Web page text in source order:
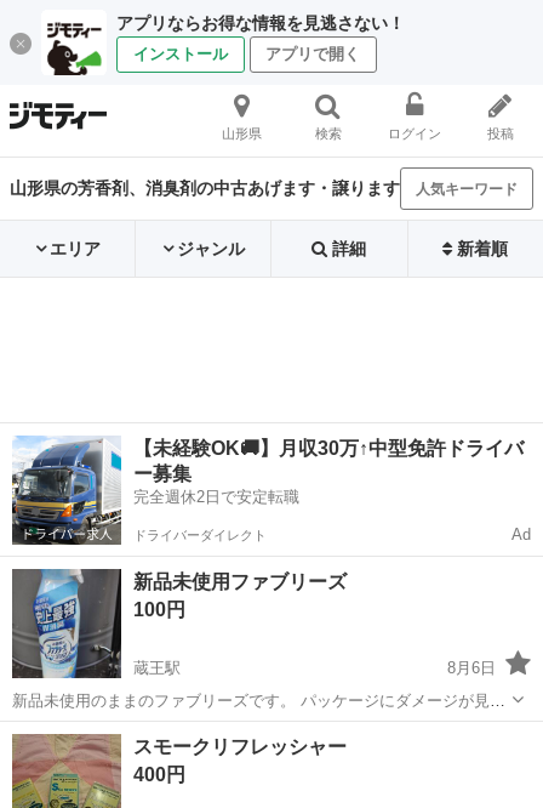
アプリならお得な情報を見逃さない！
インストール アプリで開く
山形県 検索 ログイン 投稿
山形県の芳香剤、消臭剤の中古あげます・譲ります 人気キーワード
エリア ジャンル 詳細 新着順
【未経験OK🚚】月収30万↑中型免許ドライバ
ー募集
完全週休2日で安定転職
ドライバーダイレクト Ad
新品未使用ファブリーズ
100円
蔵王駅
8月6日
新品未使用のままのファブリーズです。 パッケージにダメージが見ら
れますが未使用なので影響はありません。 無料にするとそれなりのヒ
トしか来ないので値段を一応付けました。 ご自分の居住地を登録して
いない方とはお取引しません。 ...
山形 山形市 蔵王駅
スモークリフレッシャー
400円